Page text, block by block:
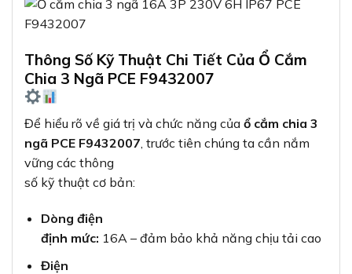
Thông Số Kỹ Thuật Chi Tiết Của Ổ Cắm
Chia 3 Ngã PCE F9432007
Để hiểu rõ về giá trị và chức năng của ổ cắm chia 3
ngã PCE F9432007, trước tiên chúng ta cần nắm
vững các thông
số kỹ thuật cơ bản:
Dòng điện
định mức: 16A – đảm bảo khả năng chịu tải cao
Điện